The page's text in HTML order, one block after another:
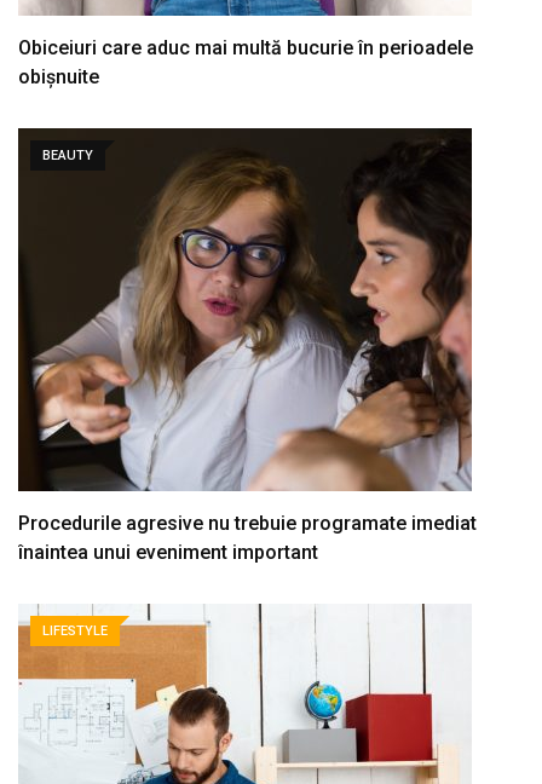
Obiceiuri care aduc mai multă bucurie în perioadele
obișnuite
BEAUTY
Procedurile agresive nu trebuie programate imediat
înaintea unui eveniment important
LIFESTYLE